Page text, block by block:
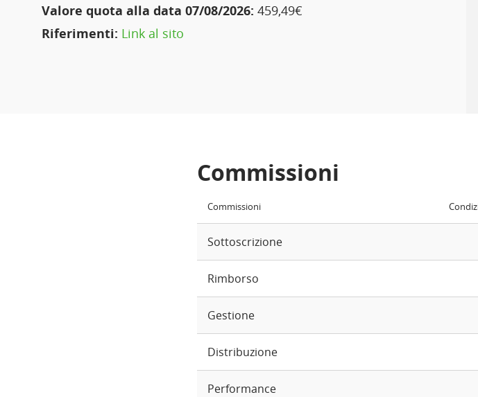
Valore quota alla data 07/08/2026: 459,49€
Riferimenti: Link al sito
Commissioni
Commissioni
Sottoscrizione
Rimborso
Gestione
Distribuzione
Performance